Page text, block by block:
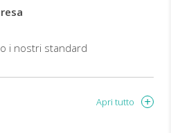
i nostri standard
Apri tutto